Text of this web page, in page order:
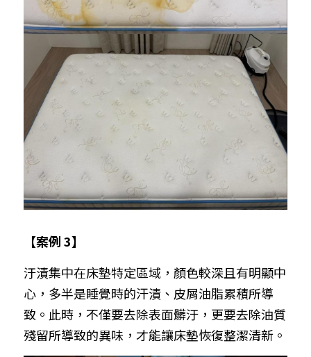
【案例 3】
汙漬集中在床墊特定區域，顏色較深且有明顯中
心，多半是睡覺時的汗漬、皮屑油脂累積所導
致。此時，不僅要去除表面髒汙，更要去除油質
殘留所導致的異味，才能讓床墊恢復整潔清新。